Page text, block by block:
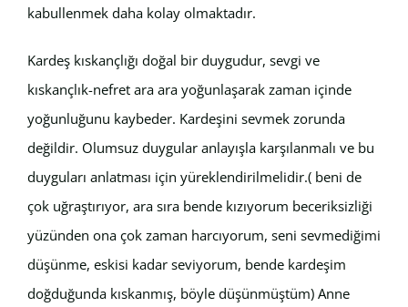
kabullenmek daha kolay olmaktadır.
Kardeş kıskançlığı doğal bir duygudur, sevgi ve
kıskançlık-nefret ara ara yoğunlaşarak zaman içinde
yoğunluğunu kaybeder. Kardeşini sevmek zorunda
değildir. Olumsuz duygular anlayışla karşılanmalı ve bu
duyguları anlatması için yüreklendirilmelidir.( beni de
çok uğraştırıyor, ara sıra bende kızıyorum beceriksizliği
yüzünden ona çok zaman harcıyorum, seni sevmediğimi
düşünme, eskisi kadar seviyorum, bende kardeşim
doğduğunda kıskanmış, böyle düşünmüştüm) Anne